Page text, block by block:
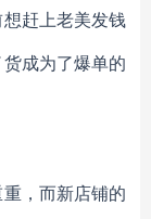
赶上老美发钱
成为了爆单的
，而新店铺的